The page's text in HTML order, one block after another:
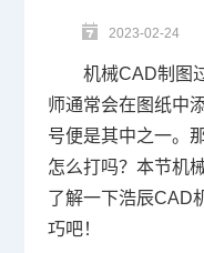
2023-02-24
机械CAD制图
师通常会在图纸中
号便是其中之一。
怎么打吗？本节机
了解一下浩辰CAD
巧吧！